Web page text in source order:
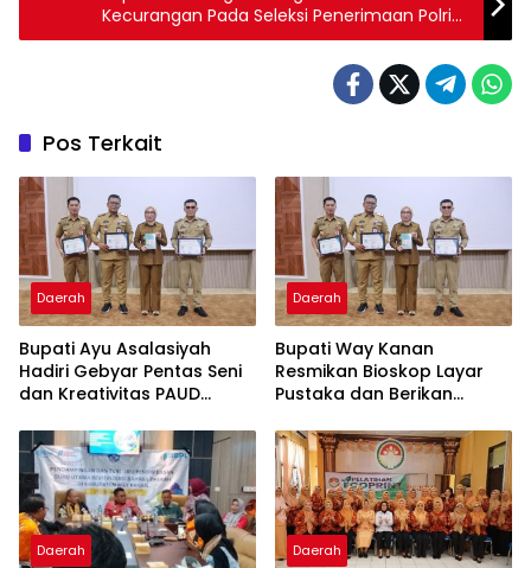
Kecurangan Pada Seleksi Penerimaan Polri
Segera Lapor Propam
Pos Terkait
Daerah
Bupati Ayu Asalasiyah
Hadiri Gebyar Pentas Seni
dan Kreativitas PAUD
Kanan
Daerah
Bupati Way Kanan
Resmikan Bioskop Layar
Pustaka dan Berikan
Menulis
Daerah Daerah